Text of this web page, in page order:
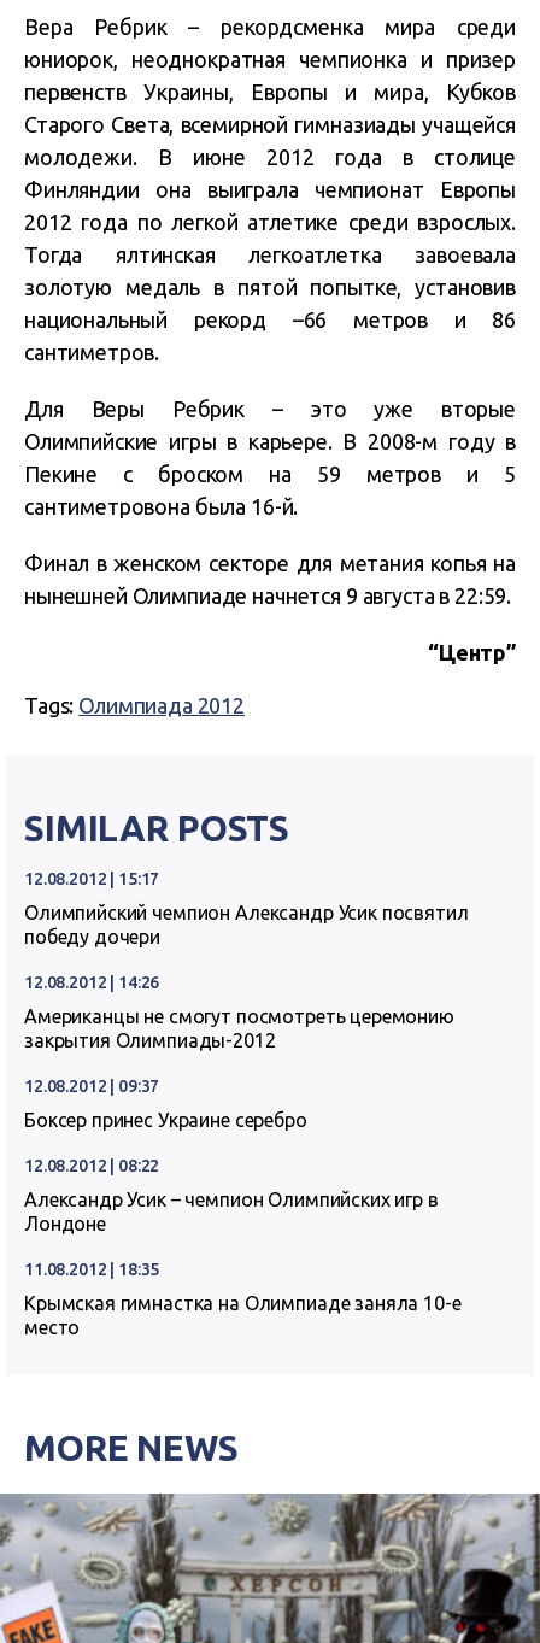
Вера Ребрик – рекордсменка мира среди
юниорок, неоднократная чемпионка и призер
первенств Украины, Европы и мира, Кубков
Старого Света, всемирной гимназиады учащейся
молодежи. В июне 2012 года в столице
Финляндии она выиграла чемпионат Европы
2012 года по легкой атлетике среди взрослых.
Тогда ялтинская легкоатлетка завоевала
золотую медаль в пятой попытке, установив
национальный рекорд –66 метров и 86
сантиметров.
Для Веры Ребрик – это уже вторые
Олимпийские игры в карьере. В 2008-м году в
Пекине с броском на 59 метров и 5
сантиметровона была 16-й.
Финал в женском секторе для метания копья на
нынешней Олимпиаде начнется 9 августа в 22:59.
“Центр”
Tags: Олимпиада 2012
SIMILAR POSTS
12.08.2012 | 15:17
Олимпийский чемпион Александр Усик посвятил
победу дочери
12.08.2012 | 14:26
Американцы не смогут посмотреть церемонию
закрытия Олимпиады-2012
12.08.2012 | 09:37
Боксер принес Украине серебро
12.08.2012 | 08:22
Александр Усик – чемпион Олимпийских игр в
Лондоне
11.08.2012 | 18:35
Крымская гимнастка на Олимпиаде заняла 10-е
место
MORE NEWS